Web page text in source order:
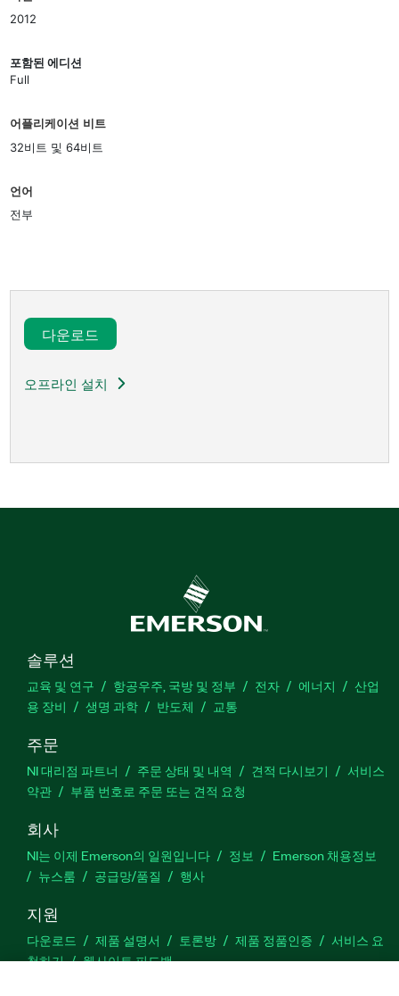
2012
포함된 에디션
Full
어플리케이션 비트
32비트 및 64비트
언어
전부
다운로드​
오프라인 설치
솔루션
교육 및 연구 항공우주, 국방 및 정부 전자 에너지
산업
용 장비
생명 과학 반도체 교통
주문
NI 대리점 파트너 주문 상태 및 내역 견적 다시보기
서비스
약관
부품 번호로 주문 또는 견적 요청
회사
NI는 이제 Emerson의 일원입니다 정보
Emerson 채용정보
뉴스룸
공급망/품질 행사
지원
다운로드 제품 설명서 토론방 제품 정품인증
서비스 요
청하기
웹사이트 피드백